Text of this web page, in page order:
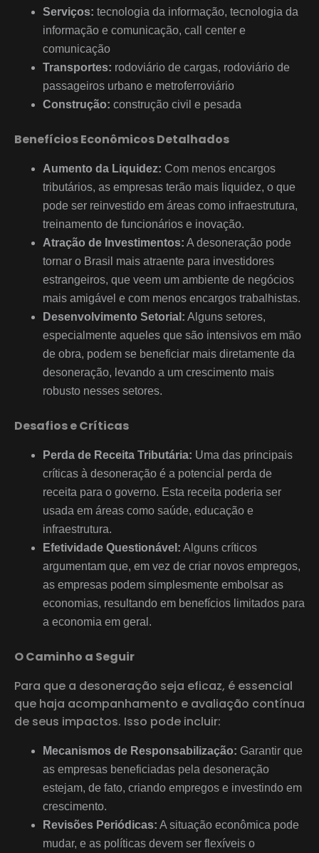
Serviços: tecnologia da informação, tecnologia da
informação e comunicação, call center e
comunicação
Transportes: rodoviário de cargas, rodoviário de
passageiros urbano e metroferroviário
Construção: construção civil e pesada
Benefícios Econômicos Detalhados
Aumento da Liquidez: Com menos encargos
tributários, as empresas terão mais liquidez, o que
pode ser reinvestido em áreas como infraestrutura,
treinamento de funcionários e inovação.
Atração de Investimentos: A desoneração pode
tornar o Brasil mais atraente para investidores
estrangeiros, que veem um ambiente de negócios
mais amigável e com menos encargos trabalhistas.
Desenvolvimento Setorial: Alguns setores,
especialmente aqueles que são intensivos em mão
de obra, podem se beneficiar mais diretamente da
desoneração, levando a um crescimento mais
robusto nesses setores.
Desafios e Críticas
Perda de Receita Tributária: Uma das principais
críticas à desoneração é a potencial perda de
receita para o governo. Esta receita poderia ser
usada em áreas como saúde, educação e
infraestrutura.
Efetividade Questionável: Alguns críticos
argumentam que, em vez de criar novos empregos,
as empresas podem simplesmente embolsar as
economias, resultando em benefícios limitados para
a economia em geral.
O Caminho a Seguir
Para que a desoneração seja eficaz, é essencial
que haja acompanhamento e avaliação contínua
de seus impactos. Isso pode incluir:
Mecanismos de Responsabilização: Garantir que
as empresas beneficiadas pela desoneração
estejam, de fato, criando empregos e investindo em
crescimento.
Revisões Periódicas: A situação econômica pode
mudar, e as políticas devem ser flexíveis o